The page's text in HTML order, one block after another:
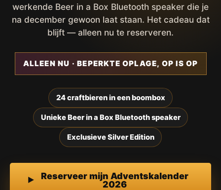
werkende Beer in a Box Bluetooth speaker die je
na december gewoon laat staan. Het cadeau dat
blijft — alleen nu te reserveren.
ALLEEN NU · BEPERKTE OPLAGE, OP IS OP
24 craftbieren in een boombox
Unieke Beer in a Box Bluetooth speaker
Exclusieve Silver Edition
Reserveer mijn Adventskalender
2026